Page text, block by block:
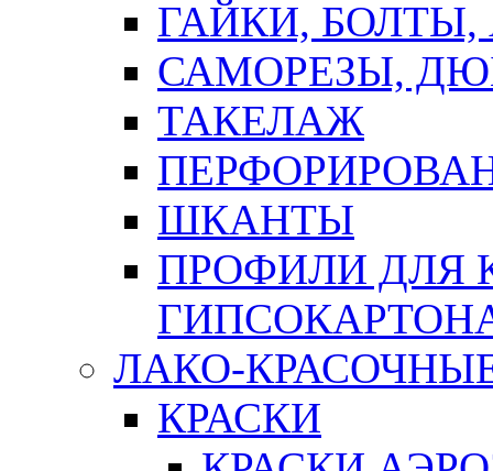
ГАЙКИ,
САМОРЕЗЫ,
ТАКЕЛАЖ
ШКАНТЫ
ПРОФИЛИ ДЛЯ
ЛАКО-
КРАСКИ